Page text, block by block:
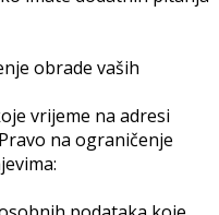
obrade vaših
vrijeme na adresi
na ograničenje